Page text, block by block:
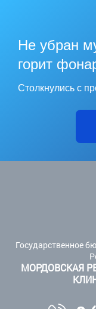
Не убран
горит
Столкнулись с
Государственное
МОРДОВСКАЯ